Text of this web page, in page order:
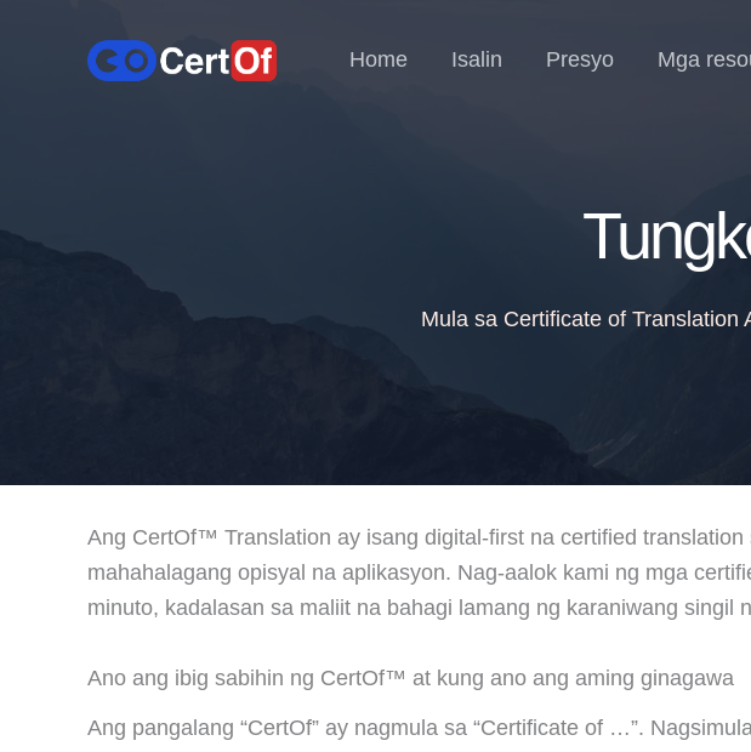
Home Isalin Presyo Mga
Mula sa Certificate of Translation
Ang CertOf™ Translation ay isang digital-first na certified
mahahalagang opisyal na aplikasyon. Nag-aalok kami ng mga
minuto, kadalasan sa maliit na bahagi lamang ng karaniwang singil
Ano ang ibig sabihin ng CertOf™ at kung ano ang aming ginagawa
Ang pangalang “CertOf” ay nagmula sa “Certificate of …”.